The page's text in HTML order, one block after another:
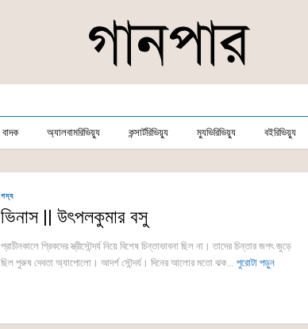
বাদক অ্যালবামরিভিয়্যু কন্সার্টরিভিয়্যু ম্যুভিরিভিয়্যু বইরিভিয়্যু
গদ্য
ভিনাস || উৎপলকুমার বসু
প্রাচীনকালে গ্রিকদের স্ত্রীসৌন্দর্য নিয়ে বিশেষ চিন্তাভাবনা ছিল না। তাদের চিন্তার জগৎ জুড়ে
ছিল পুরুষ দেবতা অ্যাপোলো। আদর্শ সৌন্দর্য। দিনের আলোর মতো ঝক... পুরোটা পড়ুন